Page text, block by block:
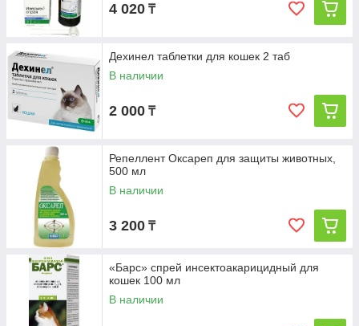
4 020 ₸
Дехинел таблетки для кошек 2 таб
В наличии
2 000 ₸
Репеллент Оксареп для защиты животных,
500 мл
В наличии
3 200 ₸
«Барс» спрей инсектоакарицидный для
кошек 100 мл
В наличии